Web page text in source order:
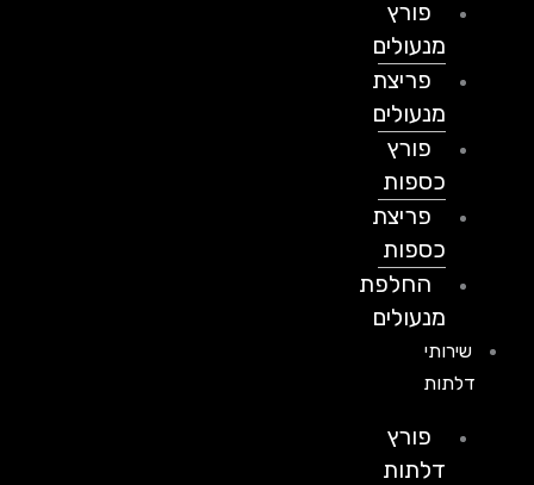
פורץ
מנעולים
פריצת
מנעולים
פורץ
כספות
פריצת
כספות
החלפת
מנעולים
שירותי
דלתות
פורץ
דלתות